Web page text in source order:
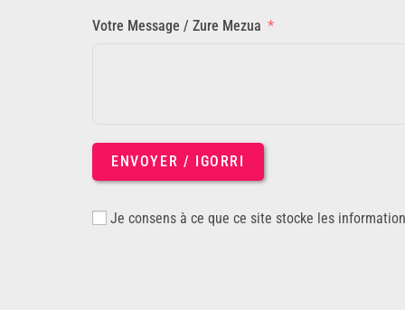
Votre Message / Zure Mezua
ENVOYER / IGORRI
Je consens à ce que ce site stocke les